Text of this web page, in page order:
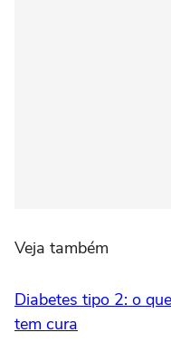
Veja também
Diabetes tipo 2: o
tem cura